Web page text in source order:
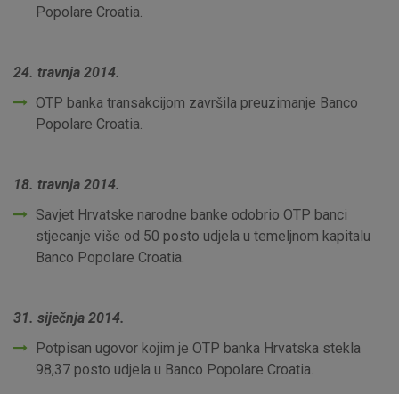
Popolare Croatia.
24. travnja 2014.
OTP banka transakcijom završila preuzimanje Banco
Popolare Croatia.
18. travnja 2014.
Savjet Hrvatske narodne banke odobrio OTP banci
stjecanje više od 50 posto udjela u temeljnom kapitalu
Banco Popolare Croatia.
31. siječnja 2014.
Potpisan ugovor kojim je OTP banka Hrvatska stekla
98,37 posto udjela u Banco Popolare Croatia.